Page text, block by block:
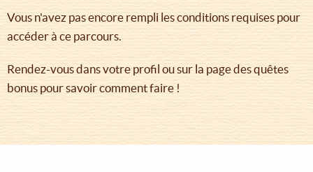
Vous n'avez pas encore rempli les conditions requises pour
accéder à ce parcours.
Rendez-vous dans votre profil ou sur la page des quêtes
bonus pour savoir comment faire !